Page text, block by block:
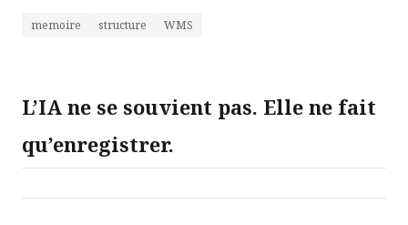
memoire structure WMS
L’IA ne se souvient pas. Elle ne fait
qu’enregistrer.